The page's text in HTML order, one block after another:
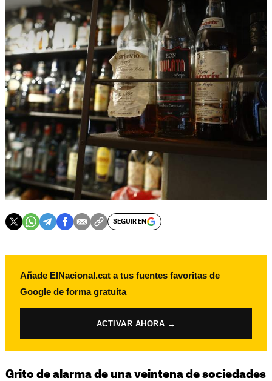
SEGUIR EN
Añade ElNacional.cat a tus fuentes favoritas de
Google de forma gratuita
ACTIVAR AHORA →
Grito de alarma de una veintena de sociedades